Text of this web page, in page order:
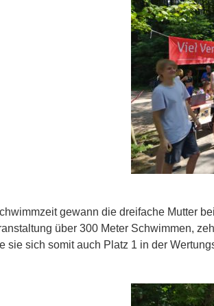
gewann die dreifache Mutter
über 300 Meter Schwimmen,
sie sich somit auch Platz 1 in der